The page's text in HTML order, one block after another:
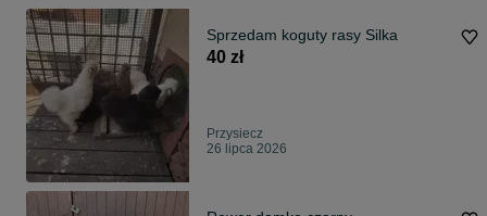
Sprzedam koguty rasy Silka
40 zł
Przysiecz
26 lipca 2026